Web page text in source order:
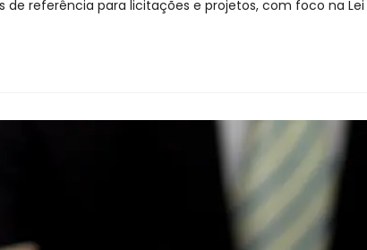
referência para licitações e projetos, com foco na Lei